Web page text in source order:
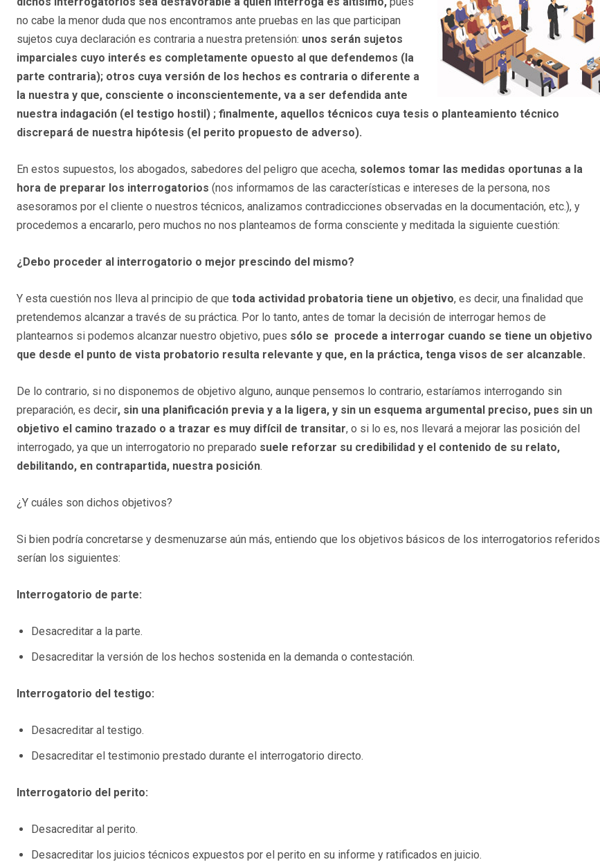
no cabe la menor duda que nos encontramos ante pruebas en las que participan
sujetos cuya declaración es contraria a nuestra pretensión: unos serán sujetos
imparciales cuyo interés es completamente opuesto al que defendemos (la
parte contraria); otros cuya versión de los hechos es contraria o diferente a
la nuestra y que, consciente o inconscientemente, va a ser defendida ante
nuestra indagación (el testigo hostil) ; finalmente, aquellos técnicos cuya tesis o planteamiento técnico
discrepará de nuestra hipótesis (el perito propuesto de adverso).
En estos supuestos, los abogados, sabedores del peligro que acecha, solemos tomar las medidas oportunas a la
hora de preparar los interrogatorios (nos informamos de las características e intereses de la persona, nos
asesoramos por el cliente o nuestros técnicos, analizamos contradicciones observadas en la documentación, etc.), y
procedemos a encararlo, pero muchos no nos planteamos de forma consciente y meditada la siguiente cuestión:
¿Debo proceder al interrogatorio o mejor prescindo del mismo?
Y esta cuestión nos lleva al principio de que toda actividad probatoria tiene un objetivo, es decir, una finalidad que
pretendemos alcanzar a través de su práctica. Por lo tanto, antes de tomar la decisión de interrogar hemos de
plantearnos si podemos alcanzar nuestro objetivo, pues sólo se procede a interrogar cuando se tiene un objetivo
que desde el punto de vista probatorio resulta relevante y que, en la práctica, tenga visos de ser alcanzable.
De lo contrario, si no disponemos de objetivo alguno, aunque pensemos lo contrario, estaríamos interrogando sin
preparación, es decir, sin una planificación previa y a la ligera, y sin un esquema argumental preciso, pues sin un
objetivo el camino trazado o a trazar es muy difícil de transitar, o si lo es, nos llevará a mejorar las posición del
interrogado, ya que un interrogatorio no preparado suele reforzar su credibilidad y el contenido de su relato,
debilitando, en contrapartida, nuestra posición.
¿Y cuáles son dichos objetivos?
Si bien podría concretarse y desmenuzarse aún más, entiendo que los objetivos básicos de los interrogatorios referidos
serían los siguientes:
Interrogatorio de parte:
Desacreditar a la parte.
Desacreditar la versión de los hechos sostenida en la demanda o contestación.
Interrogatorio del testigo:
Desacreditar al testigo.
Desacreditar el testimonio prestado durante el interrogatorio directo.
Interrogatorio del perito:
Desacreditar al perito.
Desacreditar los juicios técnicos expuestos por el perito en su informe y ratificados en juicio.